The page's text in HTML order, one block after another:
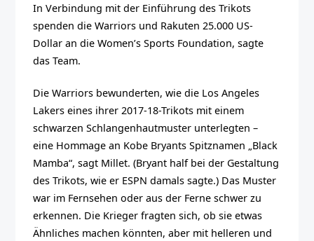
In Verbindung mit der Einführung des Trikots
spenden die Warriors und Rakuten 25.000 US-
Dollar an die Women’s Sports Foundation, sagte
das Team.
Die Warriors bewunderten, wie die Los Angeles
Lakers eines ihrer 2017-18-Trikots mit einem
schwarzen Schlangenhautmuster unterlegten –
eine Hommage an Kobe Bryants Spitznamen „Black
Mamba“, sagt Millet. (Bryant half bei der Gestaltung
des Trikots, wie er ESPN damals sagte.) Das Muster
war im Fernsehen oder aus der Ferne schwer zu
erkennen. Die Krieger fragten sich, ob sie etwas
Ähnliches machen könnten, aber mit helleren und